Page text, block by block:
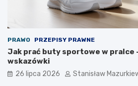
PRAWO PRZEPISY PRAWNE
Jak prać buty sportowe w pralce
wskazówki
26 lipca 2026 Stanisław